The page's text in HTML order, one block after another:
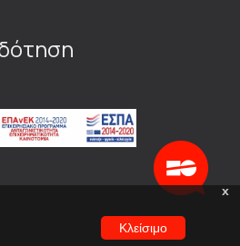
x
Κλείσιμο